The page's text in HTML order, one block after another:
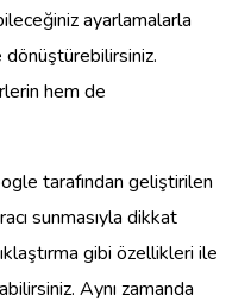
ayarlamalarla
dönüştürebilirsiniz.
hem de
tarafından geliştirilen
sunmasıyla dikkat
gibi özellikleri ile
Aynı zamanda